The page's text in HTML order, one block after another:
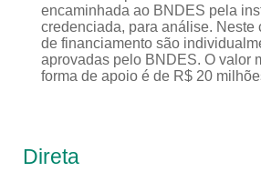
encaminhada ao BNDES pela
credenciada, para análise. Neste
de financiamento são
aprovadas pelo BNDES. O valor
forma de apoio é de R$ 20
Direta